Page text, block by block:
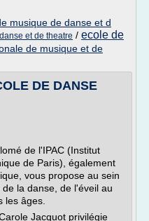
musique de danse et d
et de theatre / ecole de
de musique et de
DE DANSE
de l'IPAC (Institut
de Paris), également
vous propose au sein
la danse, de l'éveil au
les âges.
Jacquot privilégie